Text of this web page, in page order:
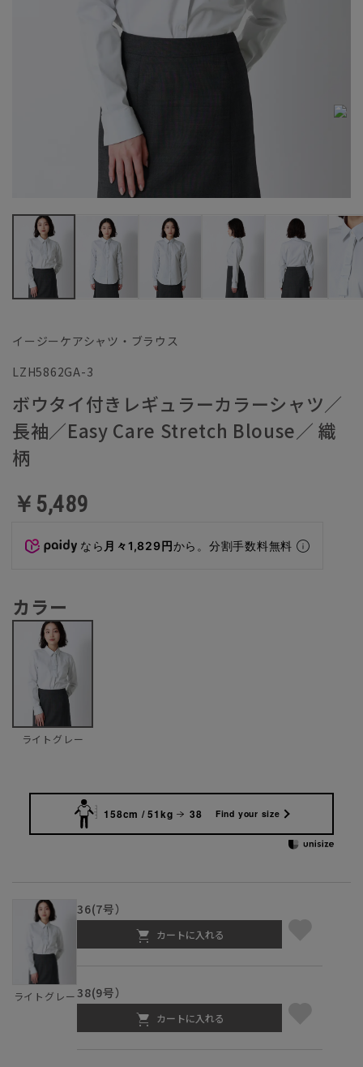
イージーケアシャツ・ブラウス
LZH5862GA-3
ボウタイ付きレギュラーカラーシャツ／
長袖／Easy Care Stretch Blouse／ 織
柄
￥5,489
なら 月々1,829円から。分割手数料無料
カラー
ライトグレー
158cm / 51kg 38 Find your size
ライトグレー
36(7号）
カートに入れる
38(9号）
カートに入れる